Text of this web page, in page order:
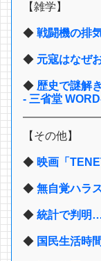
【雑学】
◆ 戦闘機の排
◆ 元寇はなぜ
◆ 歴史で謎解
- 三省堂
【その他】
◆ 映画「
◆ 無自覚ハラ
◆ 統計で判明
◆ 国民生活時